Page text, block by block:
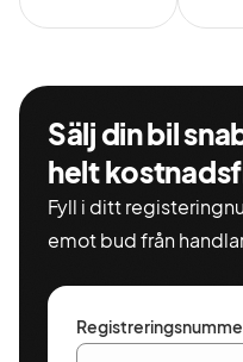
Sälj din bil
helt
Fyll i ditt
emot bud från